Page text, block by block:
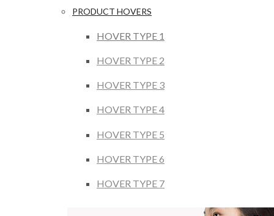
PRODUCT HOVERS
HOVER TYPE 1
HOVER TYPE 2
HOVER TYPE 3
HOVER TYPE 4
HOVER TYPE 5
HOVER TYPE 6
HOVER TYPE 7